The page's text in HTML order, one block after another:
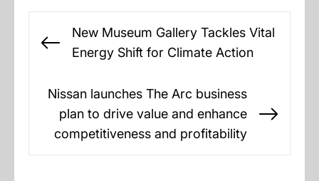
navigation
Previous
New Museum Gallery Tackles Vital
Energy Shift for Climate Action
Nissan launches The Arc business
plan to drive value and enhance
competitiveness and profitability